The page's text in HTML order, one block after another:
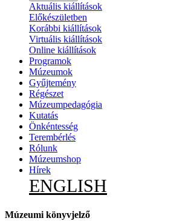
Aktuális kiállítások
Előkészületben
Korábbi kiállítások
Virtuális kiállítások
Online kiállítások
Programok
Múzeumok
Gyűjtemény
Régészet
Múzeumpedagógia
Kutatás
Önkéntesség
Terembérlés
Rólunk
Múzeumshop
Hírek
ENGLISH
Múzeumi könyvjelző